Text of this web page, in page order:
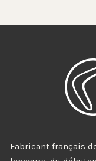
Fabricant français